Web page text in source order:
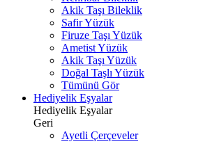
Akik Taşı Bileklik
Safir Yüzük
Firuze Taşı Yüzük
Ametist Yüzük
Akik Taşı Yüzük
Doğal Taşlı Yüzük
Tümünü Gör
Hediyelik Eşyalar
Hediyelik Eşyalar
Geri
Ayetli Çerçeveler